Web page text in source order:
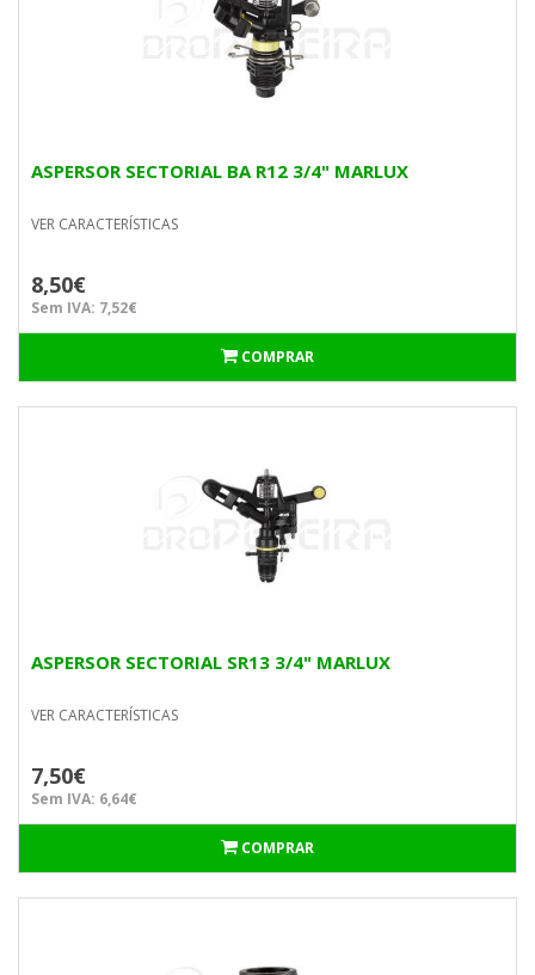
ASPERSOR SECTORIAL BA R12 3/4" MARLUX
VER CARACTERÍSTICAS
8,50€
Sem IVA: 7,52€
COMPRAR
ASPERSOR SECTORIAL SR13 3/4" MARLUX
VER CARACTERÍSTICAS
7,50€
Sem IVA: 6,64€
COMPRAR